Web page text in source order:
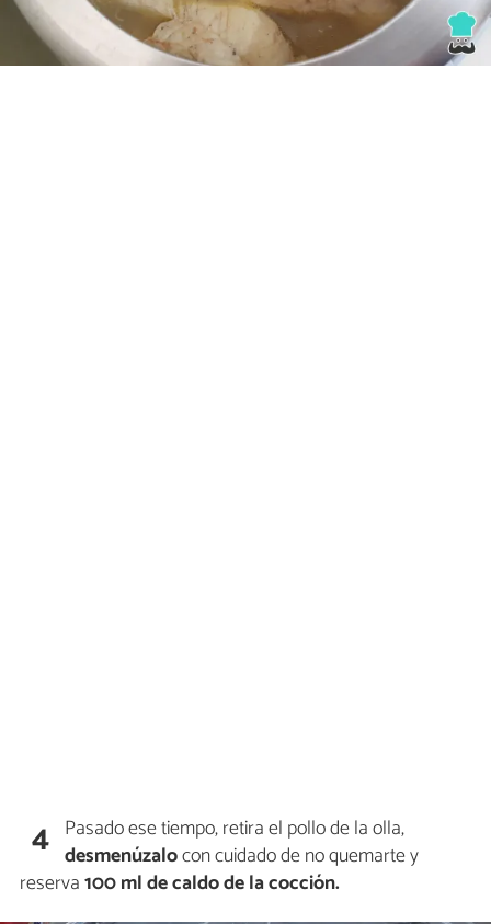
4 Pasado ese tiempo, retira el pollo de la olla,
desmenúzalocon cuidado de no quemarte y
reserva100 ml de caldo de la cocción.